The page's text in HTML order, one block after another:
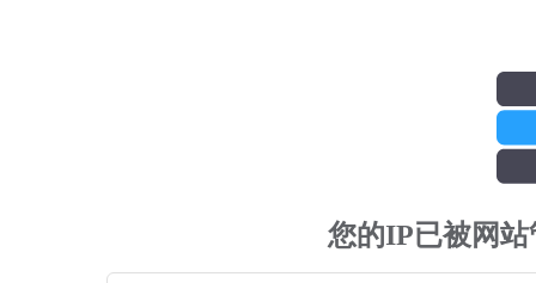
您的IP已被网